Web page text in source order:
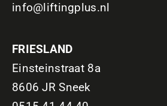
info@liftingplus.nl
FRIESLAND
Einsteinstraat 8a
8606 JR Sneek